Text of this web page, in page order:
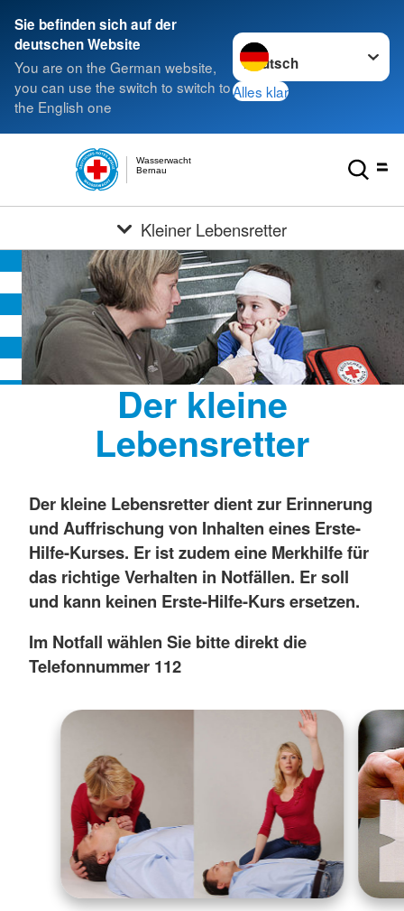
Sie befinden sich auf der
deutschen Website
You are on the German website,
you can use the switch to switch to
the English one
Sprache wechseln zu
Alles klar
Bernau
Wasserwacht
Kleiner Lebensretter
Der kleine
Lebensretter
Der kleine Lebensretter dient zur Erinnerung
und Auffrischung von Inhalten eines Erste-
Hilfe-Kurses. Er ist zudem eine Merkhilfe für
das richtige Verhalten in Notfällen. Er soll
und kann keinen Erste-Hilfe-Kurs ersetzen.
Im Notfall wählen Sie bitte direkt die
Telefonnummer 112